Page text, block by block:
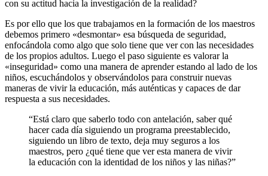
con su actitud hacia la investigación de la realidad?
Es por ello que los que trabajamos en la formación de los maestros
debemos primero «desmontar» esa búsqueda de seguridad,
enfocándola como algo que solo tiene que ver con las necesidades
de los propios adultos. Luego el paso siguiente es valorar la
«inseguridad» como una manera de aprender estando al lado de los
niños, escuchándolos y observándolos para construir nuevas
maneras de vivir la educación, más auténticas y capaces de dar
respuesta a sus necesidades.
“Está claro que saberlo todo con antelación, saber qué
hacer cada día siguiendo un programa preestablecido,
siguiendo un libro de texto, deja muy seguros a los
maestros, pero ¿qué tiene que ver esta manera de vivir
la educación con la identidad de los niños y las niñas?”